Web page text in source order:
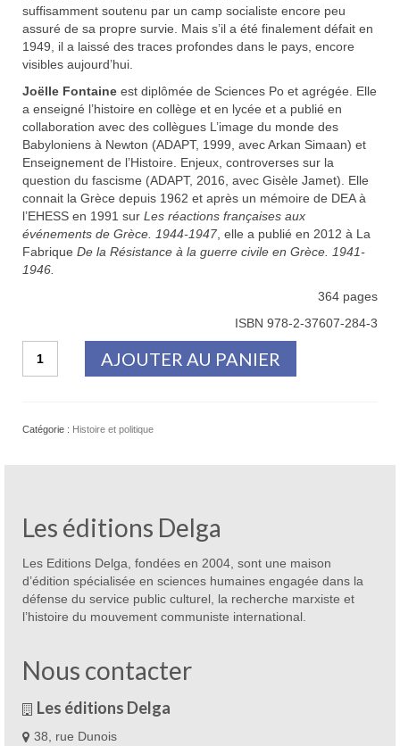
suffisamment soutenu par un camp socialiste encore peu
assuré de sa propre survie. Mais s’il a été finalement défait en
1949, il a laissé des traces profondes dans le pays, encore
visibles aujourd’hui.
Joëlle Fontaine est diplômée de Sciences Po et agrégée. Elle
a enseigné l’histoire en collège et en lycée et a publié en
collaboration avec des collègues L’image du monde des
Babyloniens à Newton (ADAPT, 1999, avec Arkan Simaan) et
Enseignement de l’Histoire. Enjeux, controverses sur la
question du fascisme (ADAPT, 2016, avec Gisèle Jamet). Elle
connait la Grèce depuis 1962 et après un mémoire de DEA à
l’EHESS en 1991 sur Les réactions françaises aux
événements de Grèce. 1944-1947 , elle a publié en 2012 à La
Fabrique De la Résistance à la guerre civile en Grèce. 1941-
1946.
364 pages
ISBN 978-2-37607-284-3
grecque
AJOUTER AU PANIER
Catégorie : Histoire et politique
Les éditions Delga
Les Editions Delga, fondées en 2004, sont une maison
d’édition spécialisée en sciences humaines engagée dans la
défense du service public culturel, la recherche marxiste et
l’histoire du mouvement communiste international.
Nous contacter
Les éditions Delga
38, rue Dunois